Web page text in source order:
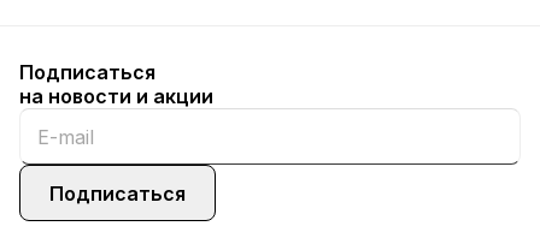
Подписаться
на новости и акции
Подписаться